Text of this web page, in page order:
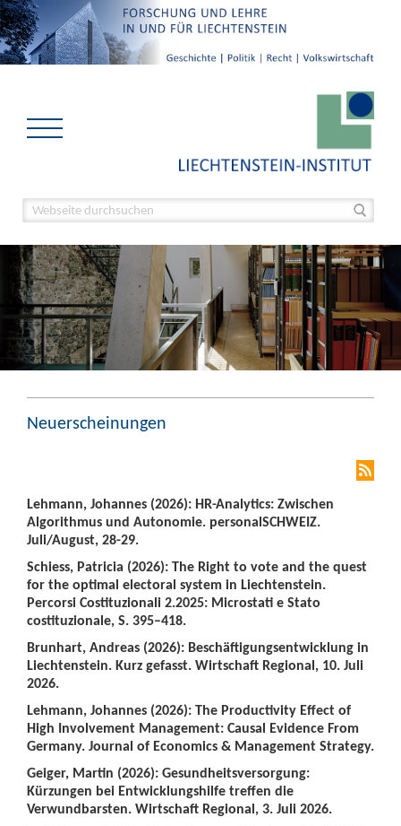
Neuerscheinungen
Lehmann, Johannes (2026): HR-Analytics: Zwischen
Algorithmus und Autonomie. personalSCHWEIZ.
Juli/August, 28-29.
Schiess, Patricia (2026): The Right to vote and the quest
for the optimal electoral system in Liechtenstein.
Percorsi Costituzionali 2.2025: Microstati e Stato
costituzionale, S. 395–418.
Brunhart, Andreas (2026): Beschäftigungsentwicklung in
Liechtenstein. Kurz gefasst. Wirtschaft Regional, 10. Juli
2026.
Lehmann, Johannes (2026): The Productivity Effect of
High Involvement Management: Causal Evidence From
Germany. Journal of Economics & Management Strategy.
Geiger, Martin (2026): Gesundheitsversorgung:
Kürzungen bei Entwicklungshilfe treffen die
Verwundbarsten. Wirtschaft Regional, 3. Juli 2026.